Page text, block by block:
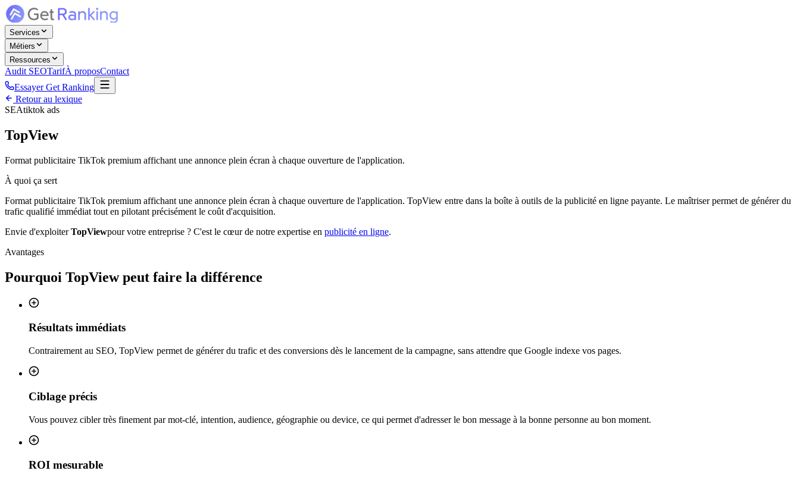
Services
Métiers
Ressources
Audit SEOTarifÀ proposContact
Essayer Get Ranking
Retour au lexique
SEAtiktok ads
TopView
Format publicitaire TikTok premium affichant une annonce plein écran à chaque ouverture de l'application.
À quoi ça sert
Format publicitaire TikTok premium affichant une annonce plein écran à chaque ouverture de l'application. TopView entre dans la boîte à outils de la publicité en ligne payante. Le maîtriser permet de générer du
trafic qualifié immédiat tout en pilotant précisément le coût d'acquisition.
Envie d'exploiterTopViewpour votre entreprise ? C'est le cœur de notre expertise en publicité en ligne.
Avantages
Pourquoi TopViewpeut faire la différence
Résultats immédiats
Contrairement au SEO, TopView permet de générer du trafic et des conversions dès le lancement de la campagne, sans attendre que Google indexe vos pages.
Ciblage précis
Vous pouvez cibler très finement par mot-clé, intention, audience, géographie ou device, ce qui permet d'adresser le bon message à la bonne personne au bon moment.
ROI mesurable